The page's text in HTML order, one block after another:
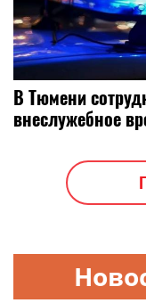
В Тюмени
внеслужебное